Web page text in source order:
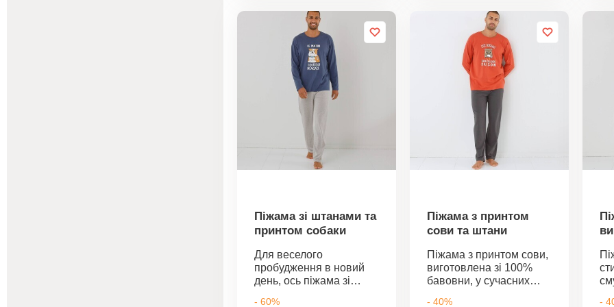
вказує на текстильні
вироби, які пройшли
лабораторні
випробування на
широкий спектр
шкідливих речовин, і
виріб є безпечним
понад чинні стандарти.
Можна прати в пральній
випробування на
широкий спектр
шкідливих речовин, і
виріб безпечний понад
застосовні стандарти.
Прати при температурі
Піжама зі штанами та
принтом собаки
Для веселого
пробудження в новий
день, ось піжама зі
- 60%
Піжама з принтом
сови та штани
Піжама з принтом сови,
виготовлена зі 100%
бавовни, у сучасних
- 40% -